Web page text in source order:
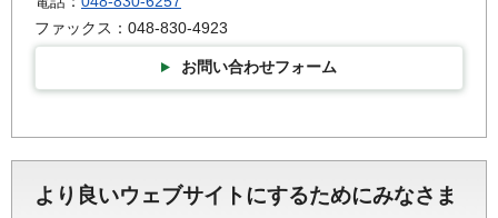
ファックス：048-830-4923
お問い合わせフォーム
より良いウェブサイトにするためにみなさま